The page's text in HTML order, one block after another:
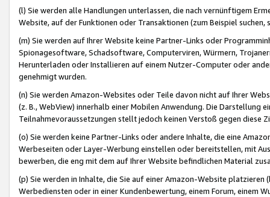
(l) Sie werden alle Handlungen unterlassen, die nach vernünftigem
Website, auf der Funktionen oder Transaktionen (zum Beispiel
(m) Sie werden auf Ihrer Website keine Partner-Links oder
Spionagesoftware, Schadsoftware, Computerviren, Würmern,
Herunterladen oder Installieren auf einem Nutzer-Computer oder
genehmigt wurden.
(n) Sie werden Amazon-Websites oder Teile davon nicht auf Ihrer
(z. B., WebView) innerhalb einer Mobilen Anwendung. Die Darstellung
Teilnahmevoraussetzungen stellt jedoch keinen Verstoß gegen diese
(o) Sie werden keine Partner-Links oder andere Inhalte, die eine
Werbeseiten oder Layer-Werbung einstellen oder bereitstellen, mit
bewerben, die eng mit dem auf Ihrer Website befindlichen Material
(p) Sie werden in Inhalte, die Sie auf einer Amazon-Website
Werbediensten oder in einer Kundenbewertung, einem Forum, einem